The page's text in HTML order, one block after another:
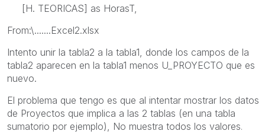
[H. TEORICAS] as HorasT,
From:\.......Excel2.xlsx
Intento unir la tabla2 a la tabla1, donde los campos de la
tabla2 aparecen en la tabla1 menos U_PROYECTO que es
nuevo.
El problema que tengo es que al intentar mostrar los datos
de Proyectos que implica a las 2 tablas (en una tabla
sumatorio por ejemplo), No muestra todos los valores.